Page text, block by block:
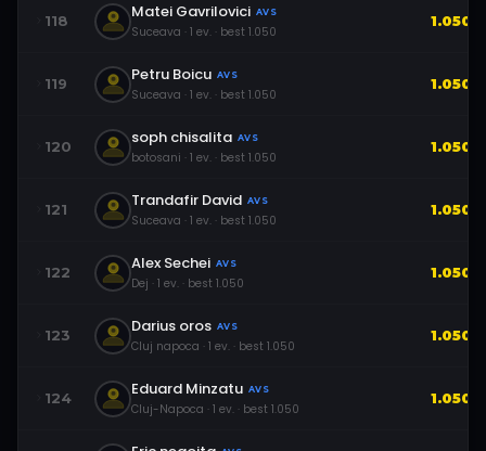
118 Matei Gavrilovici AVS
Suceava · 1 ev. · best 1.050
1.050
119 Petru Boicu AVS
Suceava · 1 ev. · best 1.050
1.050
120 soph chisalita AVS
botosani · 1 ev. · best 1.050
1.050
121 Trandafir David AVS
Suceava · 1 ev. · best 1.050
1.050
122 Alex Sechei AVS
Dej · 1 ev. · best 1.050
1.050
123 Darius oros AVS
Cluj napoca · 1 ev. · best 1.050
1.050
124 Eduard Minzatu AVS
Cluj-Napoca · 1 ev. · best 1.050
1.050